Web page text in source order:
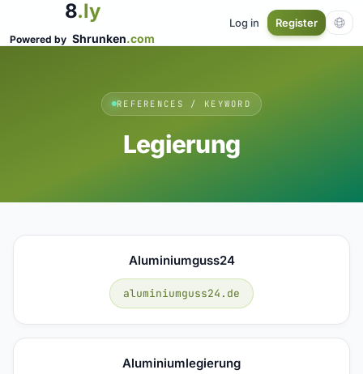
8.ly
Powered by Shrunken.com
Log in Register
REFERENCES / KEYWORD
Legierung
Aluminiumguss24
aluminiumguss24.de
Aluminiumlegierung